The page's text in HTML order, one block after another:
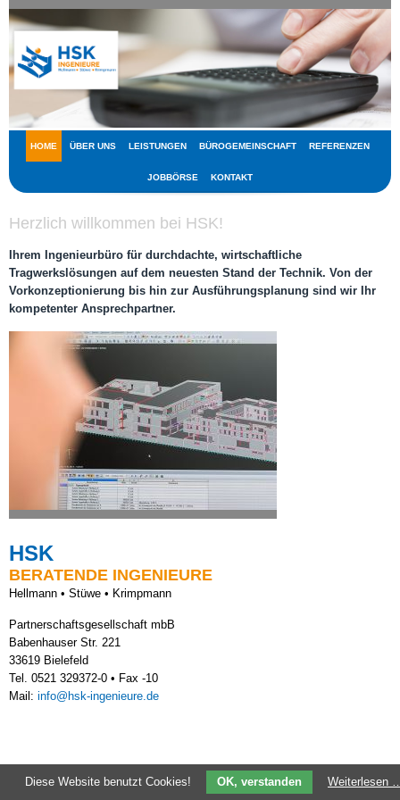
HOME ÜBER UNS LEISTUNGEN BÜROGEMEINSCHAFT REFERENZEN
JOBBÖRSE KONTAKT
Herzlich willkommen bei HSK!
Ihrem Ingenieurbüro für durchdachte, wirtschaftliche
Tragwerkslösungen auf dem neuesten Stand der Technik. Von der
Vorkonzeptionierung bis hin zur Ausführungsplanung sind wir Ihr
kompetenter Ansprechpartner.
HSK
BERATENDE INGENIEURE
Hellmann • Stüwe • Krimpmann
Partnerschaftsgesellschaft mbB
Babenhauser Str. 221
33619 Bielefeld
Tel. 0521 329372-0 • Fax -10
Mail: info@hsk-ingenieure.de
Diese Website benutzt Cookies! OK, verstanden Weiterlesen